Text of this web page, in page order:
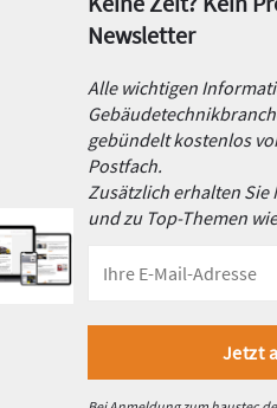
Newsletter
Alle wichtigen
gebündelt kostenlos
Postfach.
Zusätzlich erhalten Sie
und zu Top-Themen